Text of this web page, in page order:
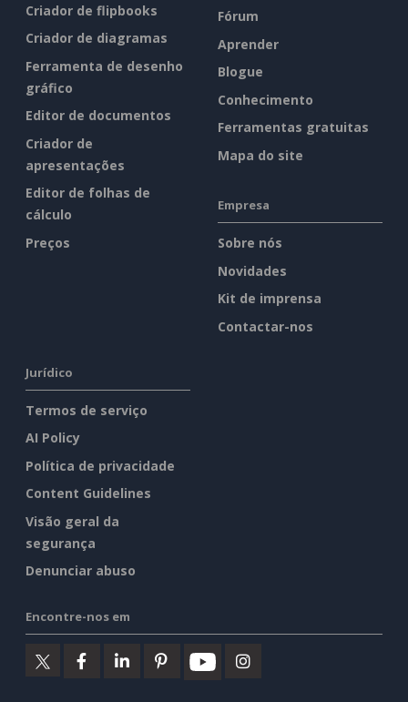
Criador de flipbooks
Criador de diagramas
Ferramenta de desenho
gráfico
Editor de documentos
Criador de
apresentações
Editor de folhas de
cálculo
Preços
Fórum
Aprender
Blogue
Conhecimento
Ferramentas gratuitas
Mapa do site
Empresa
Sobre nós
Novidades
Kit de imprensa
Contactar-nos
Jurídico
Termos de serviço
AI Policy
Política de privacidade
Content Guidelines
Visão geral da
segurança
Denunciar abuso
Encontre-nos em